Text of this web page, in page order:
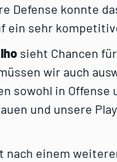
Defense konnte
ein sehr
sieht Chancen
wir auch
sowohl in Offense
und unsere
nach einem